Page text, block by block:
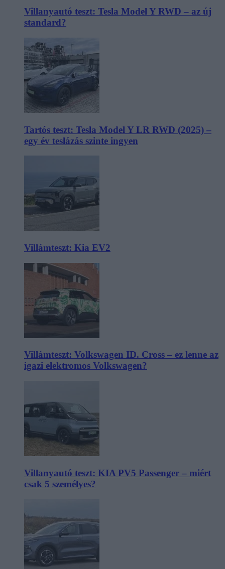
Villanyautó teszt: Tesla Model Y RWD – az új
standard?
Tartós teszt: Tesla Model Y LR RWD (2025) –
egy év teslázás szinte ingyen
Villámteszt: Kia EV2
Villámteszt: Volkswagen ID. Cross – ez lenne az
igazi elektromos Volkswagen?
Villanyautó teszt: KIA PV5 Passenger – miért
csak 5 személyes?